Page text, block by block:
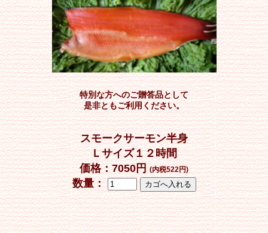
特別な方へのご贈答品として
是非ともご利用ください。
スモークサーモン半身
Ｌサイズ１２時間
価格：7050円 (内税522円)
数量：